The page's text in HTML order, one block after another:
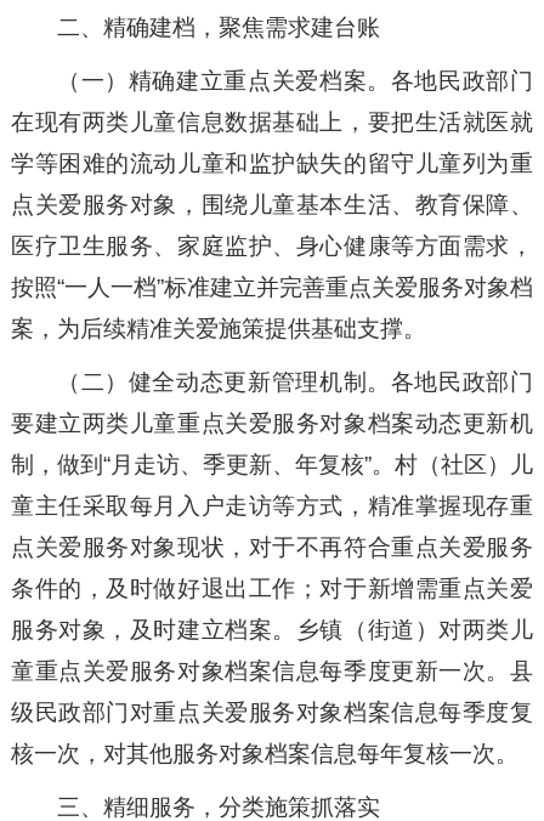
二、精确建档，聚焦需求建台账
（一）精确建立重点关爱档案。各地民政部门
在现有两类儿童信息数据基础上，要把生活就医就
学等困难的流动儿童和监护缺失的留守儿童列为重
点关爱服务对象，围绕儿童基本生活、教育保障、
医疗卫生服务、家庭监护、身心健康等方面需求，
按照“一人一档”标准建立并完善重点关爱服务对象档
案，为后续精准关爱施策提供基础支撑。
（二）健全动态更新管理机制。各地民政部门
要建立两类儿童重点关爱服务对象档案动态更新机
制，做到“月走访、季更新、年复核”。村（社区）儿
童主任采取每月入户走访等方式，精准掌握现存重
点关爱服务对象现状，对于不再符合重点关爱服务
条件的，及时做好退出工作；对于新增需重点关爱
服务对象，及时建立档案。乡镇（街道）对两类儿
童重点关爱服务对象档案信息每季度更新一次。县
级民政部门对重点关爱服务对象档案信息每季度复
核一次，对其他服务对象档案信息每年复核一次。
三、精细服务，分类施策抓落实